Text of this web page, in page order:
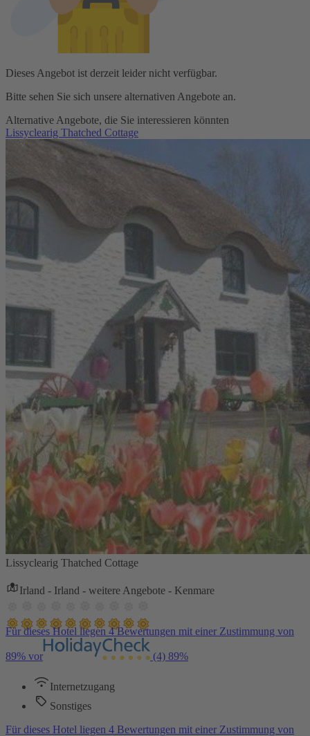
Dieses Angebot ist derzeit leider nicht verfügbar.
Bitte sehen Sie sich unsere alternativen Angebote an.
Alternative Angebote, die Sie interessieren könnten
Lissyclearig Thatched Cottage
Lissyclearig Thatched Cottage
Irland - Irland - weitere Angebote - Kenmare
Für dieses Hotel liegen 4 Bewertungen mit einer Zustimmung von
89% vor (4) 89%
Internetzugang
Sonstiges
Für dieses Hotel liegen 4 Bewertungen mit einer Zustimmung von